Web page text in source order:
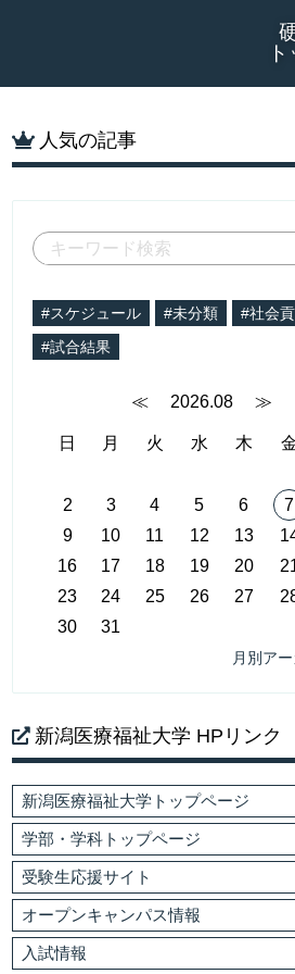
人気の記事
#スケジュール #未分類
#社会
#試合結果
≪ 2026.08 ≫
日 月 火 水 木
2
3 4 5 6 7
9
10 11 12 13
16
17 18 19 20
23
24 25 26 27
30
31
月別ア
新潟医療福祉大学 HPリンク
新潟医療福祉大学トップページ
学部・学科トップページ
受験生応援サイト
オープンキャンパス情報
入試情報